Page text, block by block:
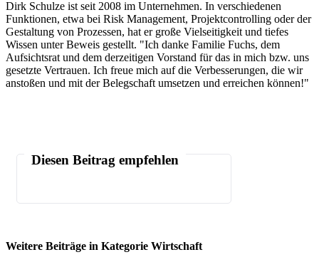
Dirk Schulze ist seit 2008 im Unternehmen. In verschiedenen
Funktionen, etwa bei Risk Management, Projektcontrolling oder der
Gestaltung von Prozessen, hat er große Vielseitigkeit und tiefes
Wissen unter Beweis gestellt. "Ich danke Familie Fuchs, dem
Aufsichtsrat und dem derzeitigen Vorstand für das in mich bzw. uns
gesetzte Vertrauen. Ich freue mich auf die Verbesserungen, die wir
anstoßen und mit der Belegschaft umsetzen und erreichen können!"
Diesen Beitrag empfehlen
Weitere Beiträge in Kategorie Wirtschaft